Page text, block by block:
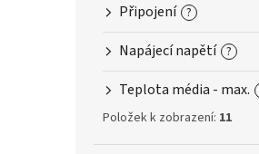
Připojení ?
Napájecí napětí ?
Teplota média - max.
Položek k zobrazení: 11